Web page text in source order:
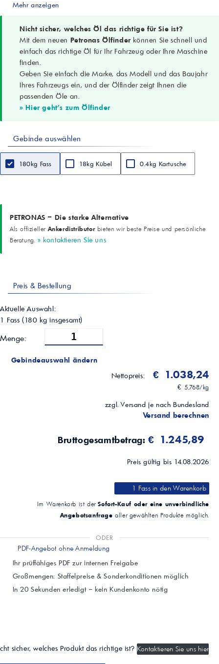
Mehr anzeigen
Nicht sicher, welches Öl das richtige für Sie ist?
Mit dem neuen Petronas Ölfinder können Sie schnell und
einfach das richtige Öl für Ihr Fahrzeug oder Ihre Maschine
finden.
Geben Sie einfach die Marke, das Modell und das Baujahr
Ihres Fahrzeugs ein, und der Ölfinder zeigt Ihnen die
passenden Öle an.
» Hier geht's zum Ölfinder
Gebinde auswählen
180kg Fass 18kg Kübel 0.4kg Kartusche
PETRONAS – Die starke Alternative
Als offiziellerAnkerdistributorbieten wir beste Preise und persönliche
Beratung. » kontaktieren Sie uns
Preis & Bestellung
Aktuelle Auswahl:
1 Fass (180 kg insgesamt)
Menge:
Gebindeauswahl ändern
Nettopreis:
€ 1.038,24
€ 5,768/kg
zzgl. Versand je nach Bundesland
Versand berechnen
Bruttogesamtbetrag: € 1.245,89
Preis gültig bis 14.08.2026
1 Fassin den Warenkorb
Im Warenkorb ist derSofort-Kauf oder eine unverbindliche
Angebotsanfrage aller gewählten Produkte möglich.
ODER
PDF-Angebot ohne Anmeldung
Ihr prüffähiges PDF zur internen Freigabe
Großmengen: Staffelpreise & Sonderkonditionen möglich
In 20 Sekunden erledigt – kein Kundenkonto nötig
sicher, welches Produkt das richtige ist? Kontaktieren Sie uns hier